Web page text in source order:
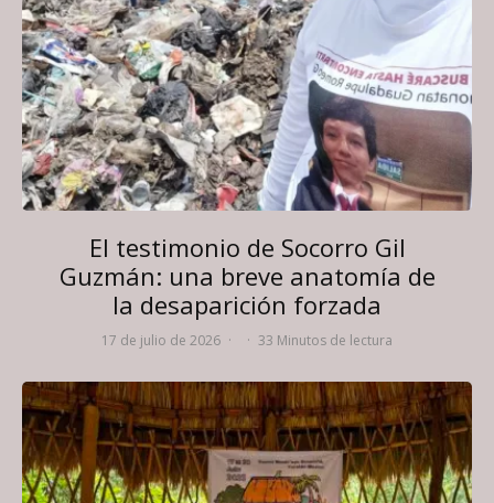
El testimonio de Socorro Gil
Guzmán: una breve anatomía de
la desaparición forzada
17 de julio de 2026 · · 33 Minutos de lectura